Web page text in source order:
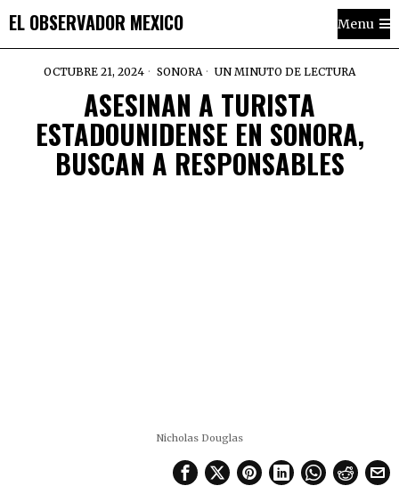
EL OBSERVADOR MEXICO Menu
OCTUBRE 21, 2024 SONORA UN MINUTO DE LECTURA
ASESINAN A TURISTA
ESTADOUNIDENSE EN SONORA,
BUSCAN A RESPONSABLES
Nicholas Douglas